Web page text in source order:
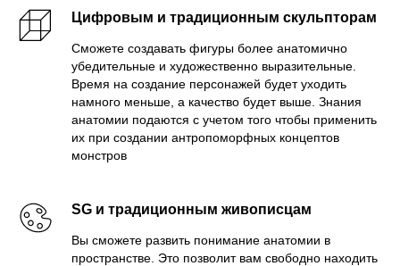
Цифровым и традиционным скульпторам
Сможете создавать фигуры более анатомично
убедительные и художественно выразительные.
Время на создание персонажей будет уходить
намного меньше, а качество будет выше. Знания
анатомии подаются с учетом того чтобы применить
их при создании антропоморфных концептов
монстров
SG и традиционным живописцам
Вы сможете развить понимание анатомии в
пространстве. Это позволит вам свободно находить